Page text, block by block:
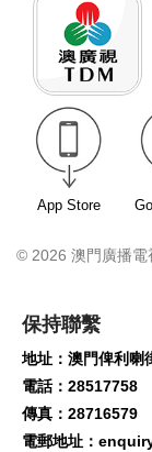
App Store
© 2026 澳門廣播電
保持聯繫
地址：澳門俾利喇
電話：28517758
傳真：28716579
電郵地址：